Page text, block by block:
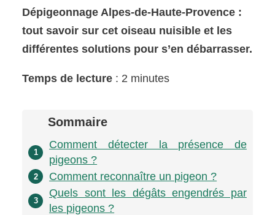
Dépigeonnage Alpes-de-Haute-Provence :
tout savoir sur cet oiseau nuisible et les
différentes solutions pour s’en débarrasser.
Temps de lecture : 2 minutes
Sommaire
1
Comment détecter la présence de
pigeons ?
2 Comment reconnaître un pigeon ?
3
Quels sont les dégâts engendrés par
les pigeons ?